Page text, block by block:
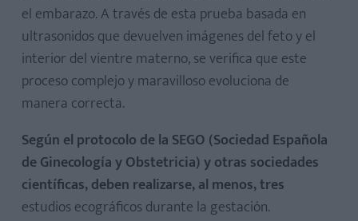
el embarazo. A través de esta prueba basada en
ultrasonidos que devuelven imágenes del feto y el
interior del vientre materno, se verifica que este
proceso complejo y maravilloso evoluciona de
manera correcta.
Según el protocolo de la SEGO (Sociedad Española
de Ginecología y Obstetricia) y otras sociedades
científicas, deben realizarse, al menos, tres
estudios ecográficos durante la gestación.